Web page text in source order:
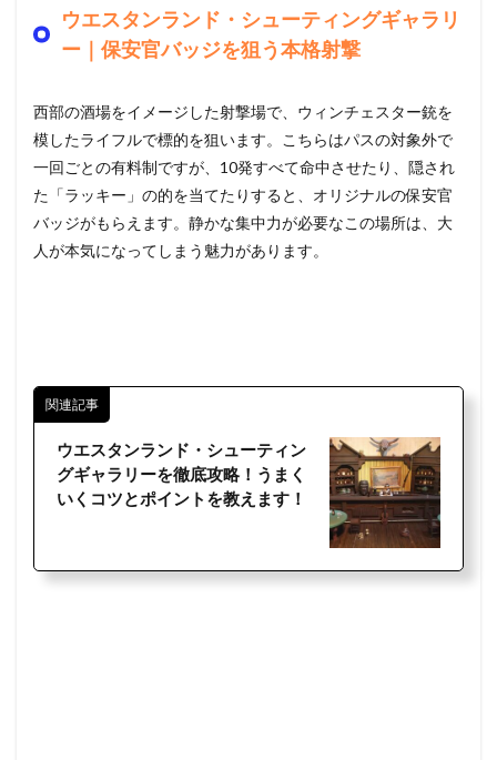
ウエスタンランド・シューティングギャラリ
ー｜保安官バッジを狙う本格射撃
西部の酒場をイメージした射撃場で、ウィンチェスター銃を
模したライフルで標的を狙います。こちらはパスの対象外で
一回ごとの有料制ですが、10発すべて命中させたり、隠され
た「ラッキー」の的を当てたりすると、オリジナルの保安官
バッジがもらえます。静かな集中力が必要なこの場所は、大
人が本気になってしまう魅力があります。
関連記事
ウエスタンランド・シューティン
グギャラリーを徹底攻略！うまく
いくコツとポイントを教えます！